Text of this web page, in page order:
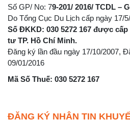
Số GP/ No: 79-201/ 2016/ TCDL –
Do Tổng Cục Du Lịch cấp ngày 17/
Số ĐKKD: 030 5272 167 được
tư TP. Hồ Chí Minh.
Đăng ký lần đầu ngày 17/10/2007,
09/01/2016
Mã Số Thuế: 030 5272 167
ĐĂNG KÝ NHẬN TIN